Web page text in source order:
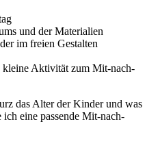
und der Materialien
im freien Gestalten
kleine Aktivität zum Mit-nach-
das Alter der Kinder und was
eine passende Mit-nach-